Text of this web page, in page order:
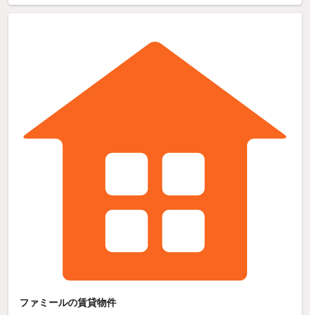
ファミールの賃貸物件